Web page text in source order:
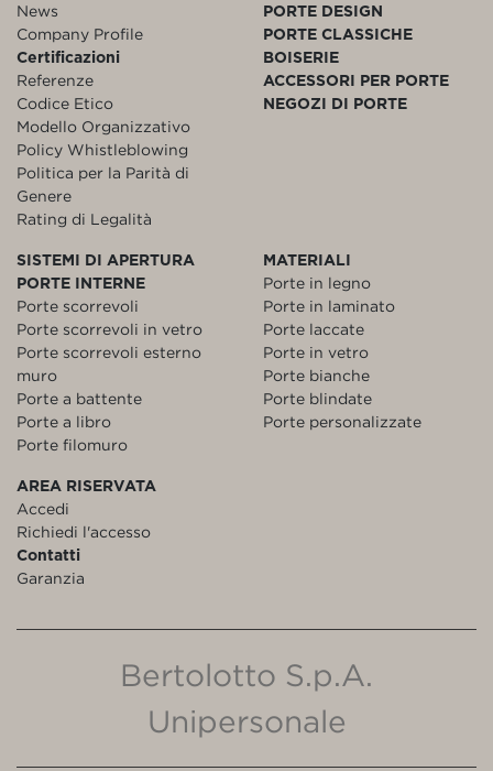
News
Company Profile
Certificazioni
Referenze
Codice Etico
Modello Organizzativo
Policy Whistleblowing
Politica per la Parità di
Genere
Rating di Legalità
PORTE DESIGN
PORTE CLASSICHE
BOISERIE
ACCESSORI PER PORTE
NEGOZI DI PORTE
SISTEMI DI APERTURA
PORTE INTERNE
Porte scorrevoli
Porte scorrevoli in vetro
Porte scorrevoli esterno
muro
Porte a battente
Porte a libro
Porte filomuro
MATERIALI
Porte in legno
Porte in laminato
Porte laccate
Porte in vetro
Porte bianche
Porte blindate
Porte personalizzate
AREA RISERVATA
Accedi
Richiedi l'accesso
Contatti
Garanzia
Bertolotto S.p.A.
Unipersonale